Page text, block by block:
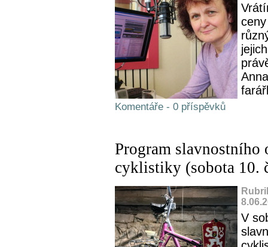
Komentáře - 0 příspěvků
Program
cyklistiky (sobota 10.
V